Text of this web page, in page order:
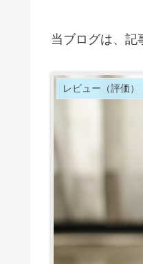
当ブログは、記
レビュー（評価）